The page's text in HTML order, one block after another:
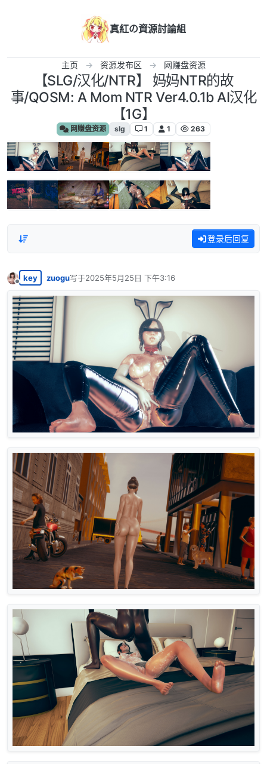
真紅の資源討論組
主页 资源发布区 网赚盘资源
【SLG/汉化/NTR】 妈妈NTR的故
事/QOSM: A Mom NTR Ver4.0.1b AI汉化
【1G】
网赚盘资源 slg 1 1 263
登录后回复
离线
key zuogu写于2025年5月25日 下午3:16
最后由 编辑